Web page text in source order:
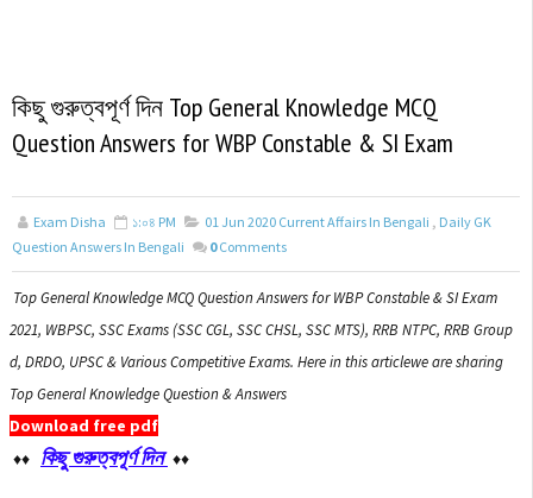
কিছু গুরুত্বপূর্ণ দিন Top General Knowledge MCQ
Question Answers for WBP Constable & SI Exam
Exam Disha ১:০৪ PM 01 Jun 2020 Current Affairs In Bengali , Daily GK
Question Answers In Bengali
0 Comments
Top General Knowledge MCQ Question Answers for WBP Constable & SI Exam
2021, WBPSC, SSC Exams (SSC CGL, SSC CHSL, SSC MTS), RRB NTPC, RRB Group
d, DRDO, UPSC & Various Competitive Exams. Here in this articlewe are sharing
Top General Knowledge Question & Answers
Download free pdf
♦️♦️ কিছু গুরুত্বপূর্ণ দিন ♦️♦️